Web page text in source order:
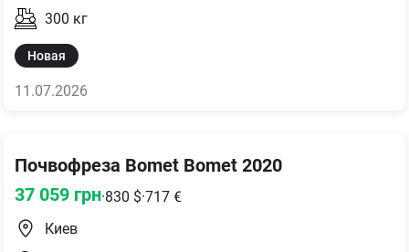
300 кг
Новая
11.07.2026
Почвофреза Bomet Bomet 2020
37 059 грн·830 $·717 €
Киев